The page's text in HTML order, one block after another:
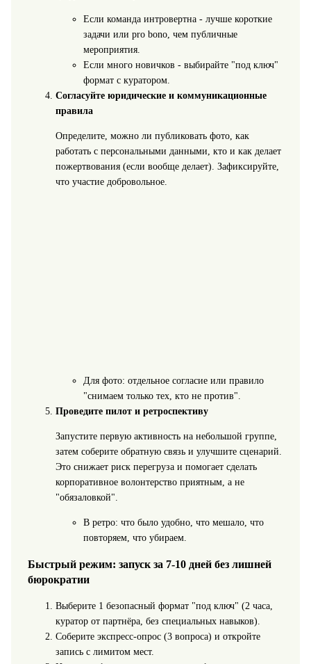
Если команда интровертна - лучше короткие
задачи или pro bono, чем публичные
мероприятия.
Если много новичков - выбирайте "под ключ"
формат с куратором.
Согласуйте юридические и коммуникационные
правила
Определите, можно ли публиковать фото, как
работать с персональными данными, кто и как делает
пожертвования (если вообще делает). Зафиксируйте,
что участие добровольное.
Для фото: отдельное согласие или правило
"снимаем только тех, кто не против".
Проведите пилот и ретроспективу
Запустите первую активность на небольшой группе,
затем соберите обратную связь и улучшите сценарий.
Это снижает риск перегруза и помогает сделать
корпоративное волонтерство приятным, а не
"обязаловкой".
В ретро: что было удобно, что мешало, что
повторяем, что убираем.
Быстрый режим: запуск за 7-10 дней без лишней
бюрократии
Выберите 1 безопасный формат "под ключ" (2 часа,
куратор от партнёра, без специальных навыков).
Соберите экспресс-опрос (3 вопроса) и откройте
запись с лимитом мест.